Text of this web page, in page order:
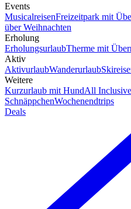
Events
MusicalreisenFreizeitpark mit
über Weihnachten
Erholung
ErholungsurlaubTherme mit
Aktiv
AktivurlaubWanderurlaub
Weitere
Kurzurlaub mit HundAll
SchnäppchenWochenendtrips
Deals